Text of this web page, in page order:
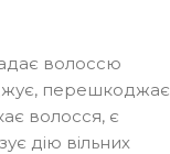
волоссю
перешкоджає
волосся, є
дію вільних